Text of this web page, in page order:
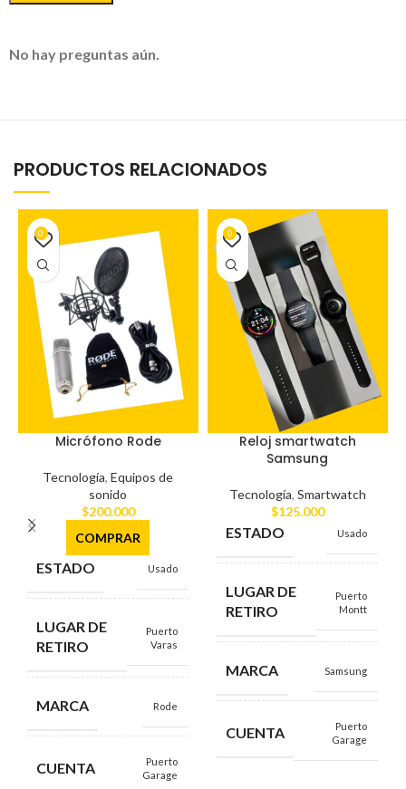
No hay preguntas aún.
PRODUCTOS RELACIONADOS
Micrófono Rode
Tecnología,Equipos de
sonido
$200.000
COMPRAR
ESTADO Usado
LUGAR DE
RETIRO
Puerto
Varas
MARCA Rode
CUENTA
Puerto
Garage
0
Reloj smartwatch
Samsung
Tecnología, Smartwatch
$125.000
ESTADO Usado
LUGAR DE
RETIRO
Puerto
Montt
MARCA Samsung
CUENTA
Puerto
Garage
0